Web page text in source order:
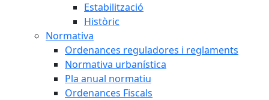
Estabilització
Històric
Normativa
Ordenances reguladores i reglaments
Normativa urbanística
Pla anual normatiu
Ordenances Fiscals